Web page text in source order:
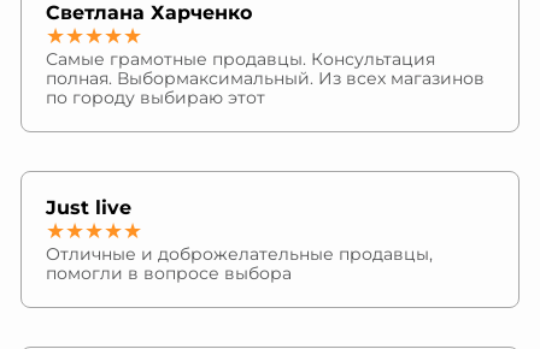
Светлана Харченко
★★★★★
Самые грамотные продавцы. Консультация
полная. Выбормаксимальный. Из всех магазинов
по городу выбираю этот
Just live
★★★★★
Отличные и доброжелательные продавцы,
помогли в вопросе выбора